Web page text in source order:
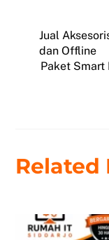
Jual
dan Offline
Paket Smart
Related